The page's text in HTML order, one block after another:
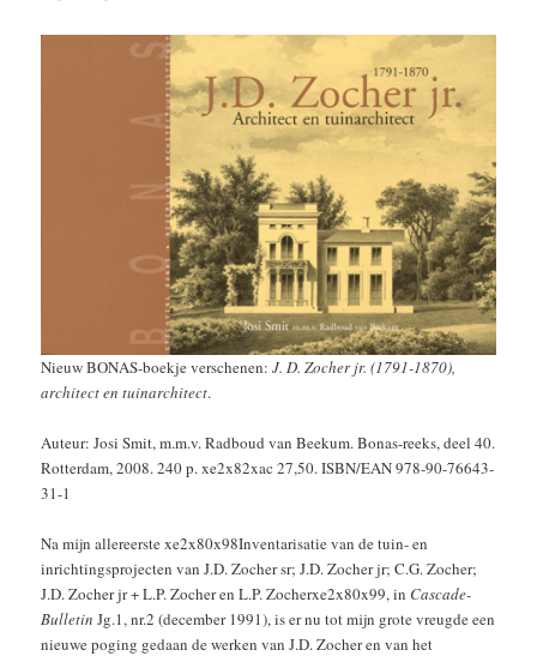
Nieuw BONAS-boekje verschenen:J. D. Zocher jr. (1791-1870),
architect en tuinarchitect.
Auteur: Josi Smit, m.m.v. Radboud van Beekum. Bonas-reeks, deel 40.
Rotterdam, 2008. 240 p. xe2x82xac 27,50. ISBN/EAN 978-90-76643-
31-1
Na mijn allereerste xe2x80x98Inventarisatie van de tuin- en
inrichtingsprojecten van J.D. Zocher sr; J.D. Zocher jr; C.G. Zocher;
J.D. Zocher jr + L.P. Zocher en L.P. Zocherxe2x80x99, in Cascade-
Bulletin Jg.1, nr.2 (december 1991), is er nu tot mijn grote vreugde een
nieuwe poging gedaan de werken van J.D. Zocher en van het